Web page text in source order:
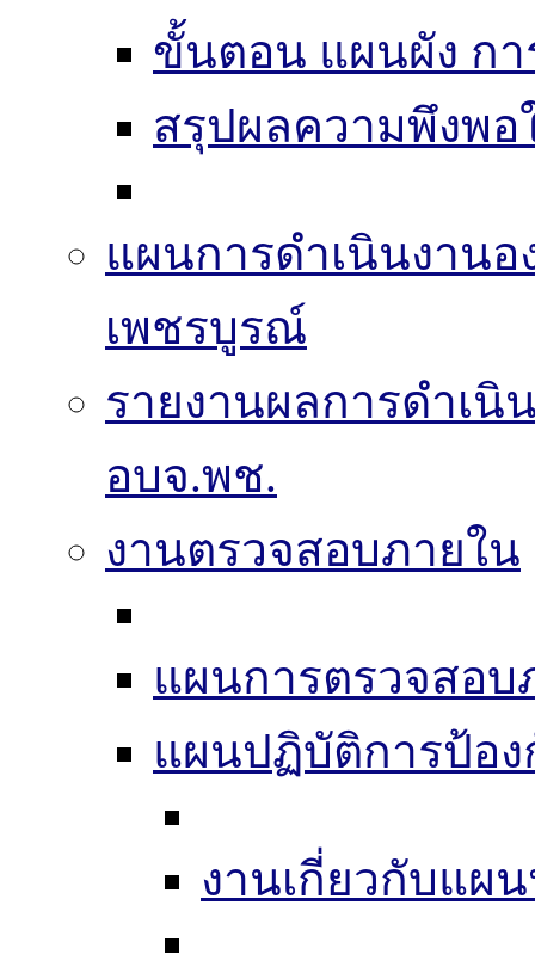
ขั้นตอน แผนผัง ก
สรุปผลความพึงพอ
แผนการดำเนินงาน
เพชรบูรณ์
รายงานผลการดำเ
อบจ.พช.
งานตรวจสอบภายใน
แผนการตรวจสอบ
แผนปฏิบัติการป้อ
งานเกี่ยวกับแผ